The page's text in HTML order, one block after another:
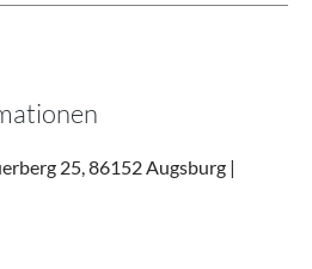
25, 86152 Augsburg |